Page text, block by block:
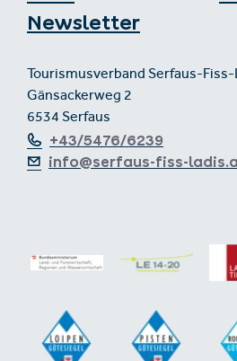
Newsletter
Tourismusverband Serfaus-Fiss-
Gänsackerweg 2
6534 Serfaus
+43/5476/6239
info@serfaus-fiss-